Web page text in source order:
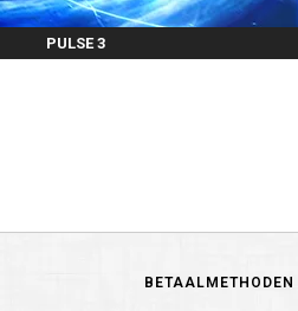
PULSE 3
BETAALMETHODEN